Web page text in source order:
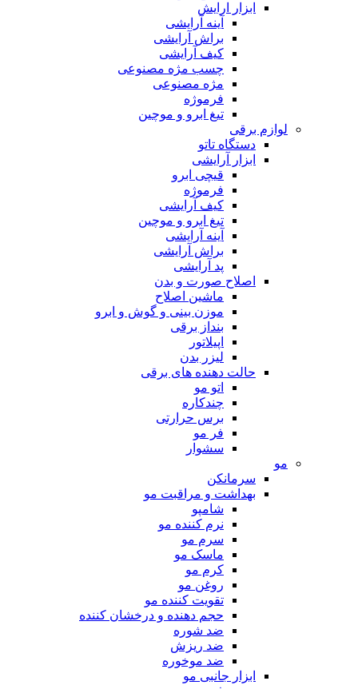
ابزار ارایش
آینه آرایشی
براش آرایشی
کیف آرایشی
چسب مژه مصنوعی
مژه مصنوعی
فرموژه
تیغ ابرو و موچین
لوازم برقی
دستگاه تاتو
ابزار آرایشی
قیچی ابرو
فرموژه
کیف آرایشی
تیغ ابرو و موچین
آینه آرایشی
براش آرایشی
پد آرایشی
اصلاح صورت و بدن
ماشین اصلاح
موزن بینی و گوش و ابرو
بنداز برقی
اپیلاتور
لیزر بدن
حالت دهنده های برقی
اتو مو
چندکاره
برس حرارتی
فر مو
سشوار
مو
سرمانکن
بهداشت و مراقبت مو
شامپو
نرم کننده مو
سرم مو
ماسک مو
کرم مو
روغن مو
تقویت کننده مو
حجم دهنده و درخشان کننده
ضد شوره
ضد ریزش
ضد موخوره
ابزار جانبی مو